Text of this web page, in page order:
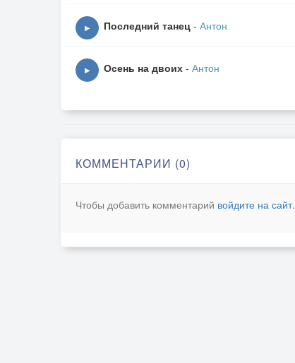
▶ Последний танец - Антон
▶ Осень на двоих - Антон
КОММЕНТАРИИ (0)
Чтобы добавить комментарий войдите на сайт.